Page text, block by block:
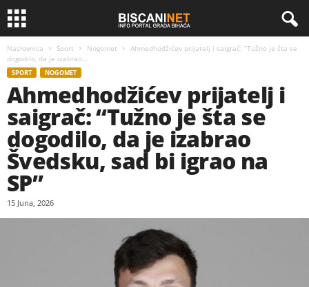
Naslovnica Sport Nogomet
Ahmedhodžićev prijatelj i saigrač: “Tužno je šta se
dogodilo, da je izabrao...
SPORT NOGOMET
Ahmedhodžićev prijatelj i
saigrač: “Tužno je šta se
dogodilo, da je izabrao
Švedsku, sad bi igrao na
SP”
15 Juna, 2026